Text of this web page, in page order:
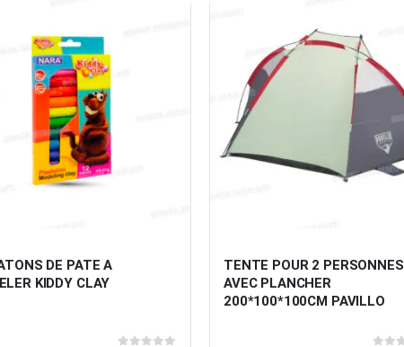
DE PATE A
KIDDY CLAY
TENTE POUR 2 PERSONNES
AVEC PLANCHER
200*100*100CM PAVILLO